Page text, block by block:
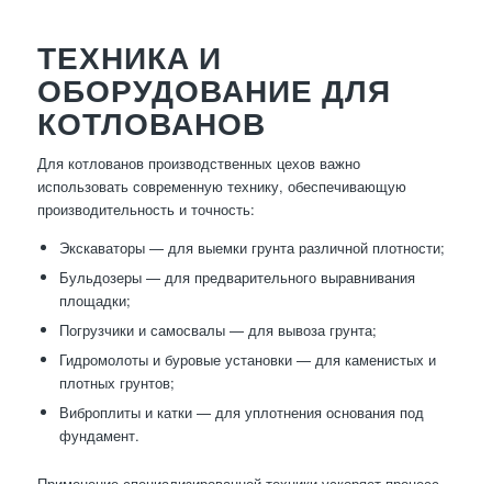
ТЕХНИКА И
ОБОРУДОВАНИЕ ДЛЯ
КОТЛОВАНОВ
Для котлованов производственных цехов важно
использовать современную технику, обеспечивающую
производительность и точность:
Экскаваторы — для выемки грунта различной плотности;
Бульдозеры — для предварительного выравнивания
площадки;
Погрузчики и самосвалы — для вывоза грунта;
Гидромолоты и буровые установки — для каменистых и
плотных грунтов;
Виброплиты и катки — для уплотнения основания под
фундамент.